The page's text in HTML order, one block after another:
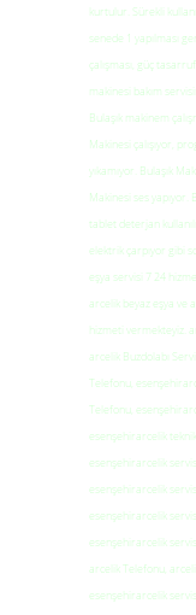
kurtulur. Sürekli
senede 1 yapılması
çalışması, güç
makinesi bakım
Bulaşık makinem
Makinesi çalışıyor,
yıkamıyor. Bulaşık
Makinesi ses yapıyor.
tablet deterjan
elektrik çarpıyor gibi
eşya servisi 7 24
arcelik beyaz eşya ve
hizmeti vermekteyiz.
arcelik Buzdolabı
Telefonu,
Telefonu,
esenşehirarcelik
esenşehirarcelik
esenşehirarcelik
esenşehirarcelik
esenşehirarcelik
arcelik Telefonu,
esenşehirarcelik